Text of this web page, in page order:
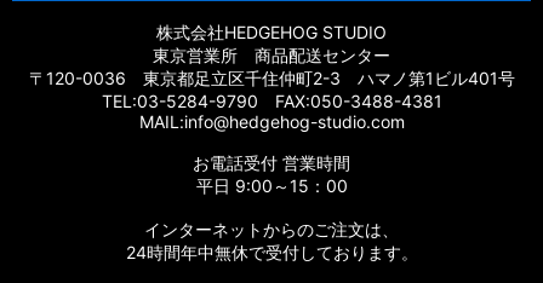
株式会社HEDGEHOG STUDIO
東京営業所 商品配送センター
〒120-0036 東京都足立区千住仲町2-3 ハマノ第1ビル401号
TEL:03-5284-9790 FAX:050-3488-4381
MAIL:info@hedgehog-studio.com
お電話受付 営業時間
平日 9:00～15：00
インターネットからのご注文は、
24時間年中無休で受付しております。